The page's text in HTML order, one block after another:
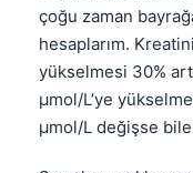
çoğu zaman
hesaplarım.
yükselmesi 30%
µmol/L’ye
µmol/L değişse